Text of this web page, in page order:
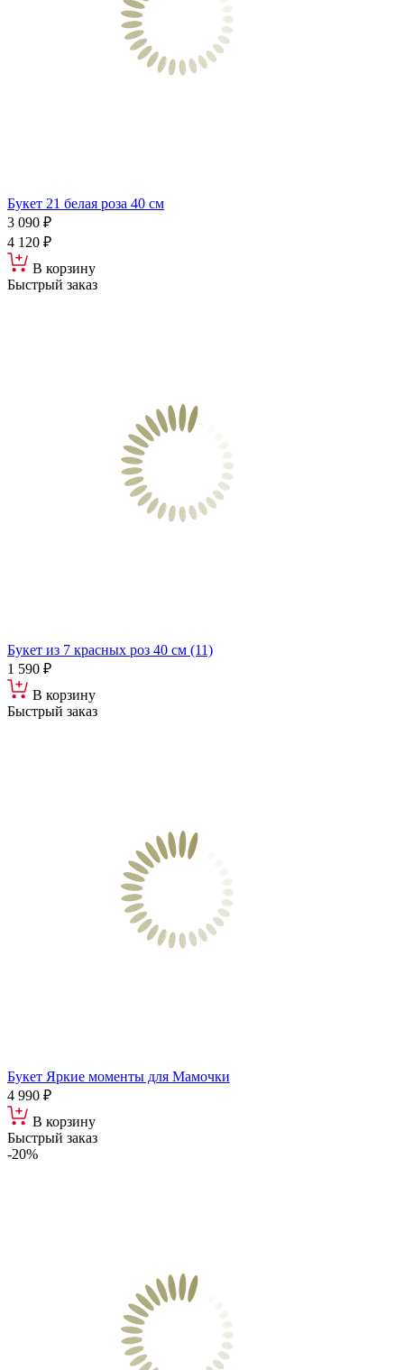
Букет 21 белая роза 40 см
3 090 ₽
4 120 ₽
В корзину
Быстрый заказ
Букет из 7 красных роз 40 см (11)
1 590 ₽
В корзину
Быстрый заказ
Букет Яркие моменты для Мамочки
4 990 ₽
В корзину
Быстрый заказ
-20%